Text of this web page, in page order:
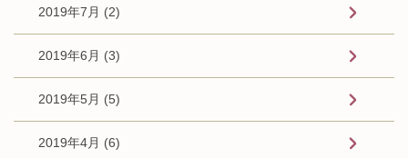
2019年7月 (2)
2019年6月 (3)
2019年5月 (5)
2019年4月 (6)